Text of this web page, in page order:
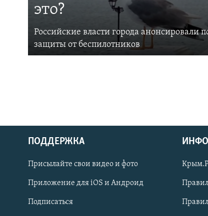
Українською
Qırımtatar
ПРИСОЕДИНЯЙТЕСЬ!
это?
Российские власти города анонсировали
защиты от беспилотников
ПОДДЕРЖКА
Присылайте свои видео и фото
Приложение для iOS и Андроид
Подписаться
ИНФО